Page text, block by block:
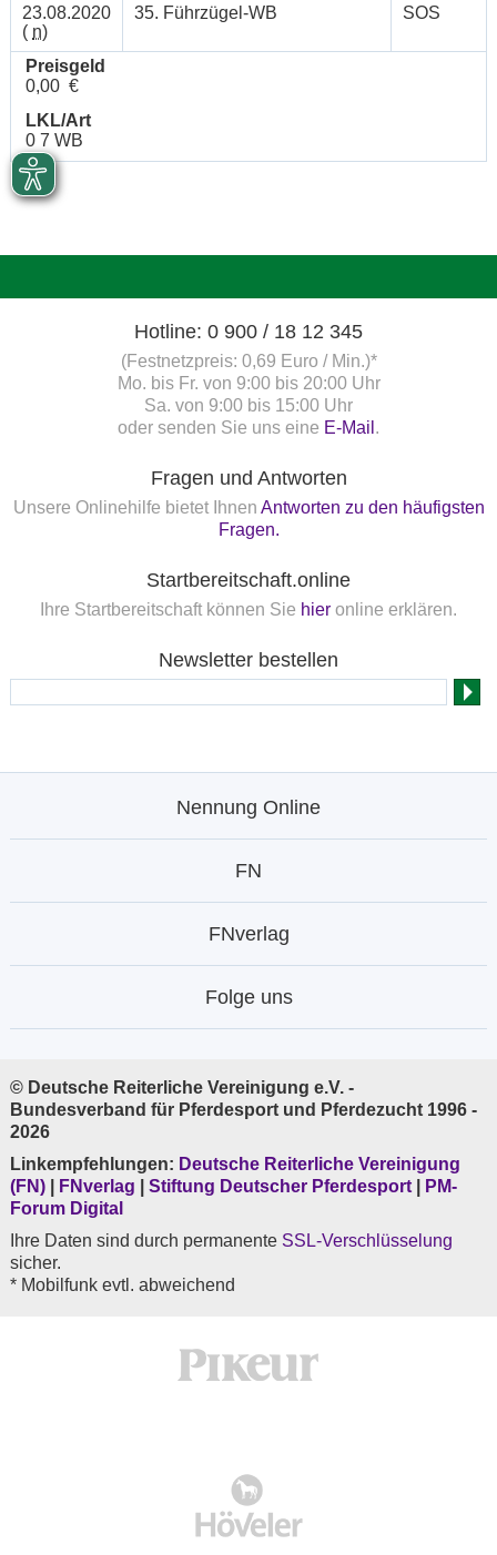
23.08.2020
( n)
35. Führzügel-WB SOS
Preisgeld
0,00 €
LKL/Art
0 7 WB
Hotline: 0 900 / 18 12 345
(Festnetzpreis: 0,69 Euro / Min.)*
Mo. bis Fr. von 9:00 bis 20:00 Uhr
Sa. von 9:00 bis 15:00 Uhr
oder senden Sie uns eine E-Mail .
Fragen und Antworten
Unsere Onlinehilfe bietet Ihnen Antworten zu den häufigsten
Fragen.
Startbereitschaft.online
Ihre Startbereitschaft können Sie hier online erklären.
Newsletter bestellen
Nennung Online
FN
FNverlag
Folge uns
© Deutsche Reiterliche Vereinigung e.V. -
Bundesverband für Pferdesport und Pferdezucht 1996 -
2026
Linkempfehlungen: Deutsche Reiterliche Vereinigung
(FN)
FNverlag Stiftung Deutscher Pferdesport
PM-
Forum Digital
Ihre Daten sind durch permanente SSL-Verschlüsselung
sicher.
* Mobilfunk evtl. abweichend